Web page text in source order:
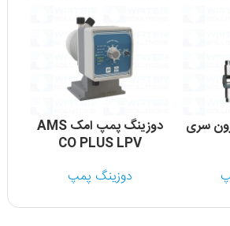
سری
دوزینگ پمپ امک AMS
CO PLUS LPV
دوزینگ پمپ